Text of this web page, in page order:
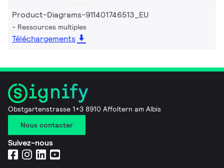
Product-Diagrams-911401746513_EU
Ressources multiples
Téléchargements
Obstgartenstrasse 1+3 8910 Affoltern am Albis
Nous contacter
Suivez-nous